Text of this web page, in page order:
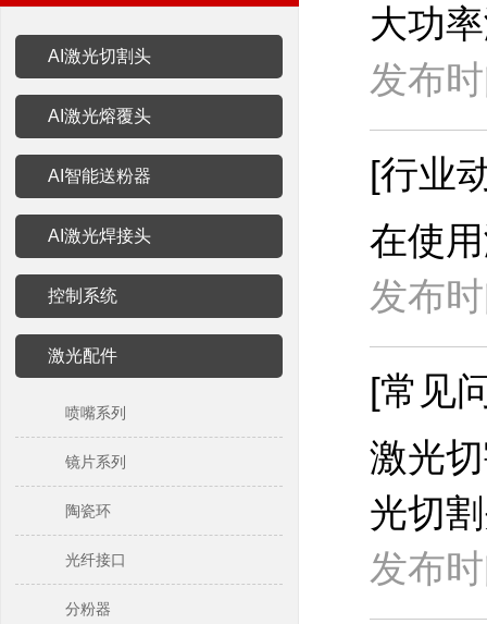
AI激光切割头
AI激光熔覆头
AI智能送粉器
AI激光焊接头
控制系统
激光配件
喷嘴系列
镜片系列
陶瓷环
光纤接口
分粉器
大功
发布
[行业
在使
发布
[常见
激光
光切
发布